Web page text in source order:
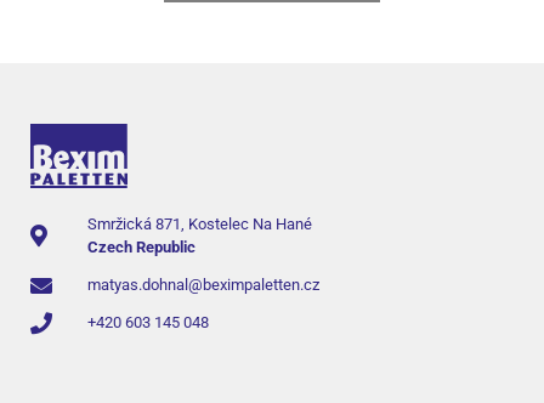
Smržická 871, Kostelec Na Hané
Czech Republic
matyas.dohnal@beximpaletten.cz
+420 603 145 048